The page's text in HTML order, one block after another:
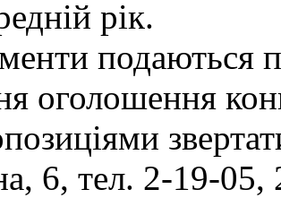
рік.
подаються
оголошення
6, тел. 2-19-05,